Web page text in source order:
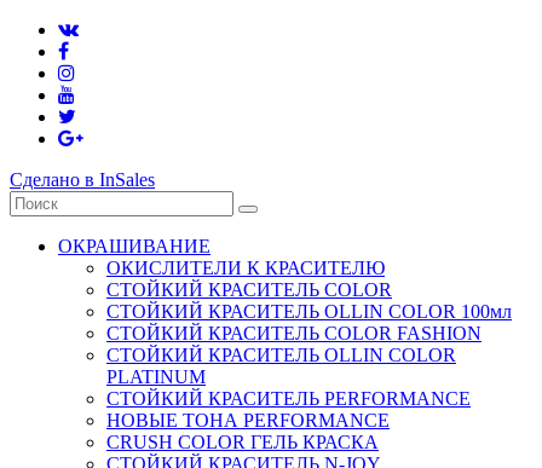
Сделано в InSales
ОКРАШИВАНИЕ
ОКИСЛИТЕЛИ К КРАСИТЕЛЮ
СТОЙКИЙ КРАСИТЕЛЬ COLOR
СТОЙКИЙ КРАСИТЕЛЬ OLLIN COLOR 100мл
СТОЙКИЙ КРАСИТЕЛЬ COLOR FASHION
СТОЙКИЙ КРАСИТЕЛЬ OLLIN COLOR
PLATINUM
СТОЙКИЙ КРАСИТЕЛЬ PERFORMANCE
НОВЫЕ ТОНА PERFORMANCE
CRUSH COLOR ГЕЛЬ КРАСКА
СТОЙКИЙ КРАСИТЕЛЬ N-JOY